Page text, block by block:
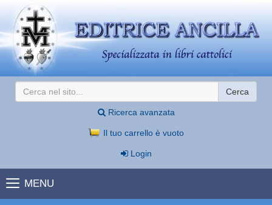
Cerca
Ricerca avanzata
Il tuo carrello è vuoto
Login
MENU